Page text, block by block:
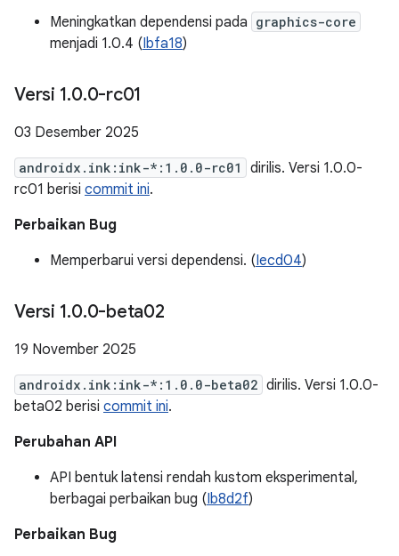
Meningkatkan dependensi pada graphics-core
menjadi 1.0.4 (Ibfa18)
Versi 1.0.0-rc01
03 Desember 2025
androidx.ink:ink-*:1.0.0-rc01
dirilis. Versi 1.0.0-
rc01 berisi commit ini.
Perbaikan Bug
Memperbarui versi dependensi. (Iecd04)
Versi 1.0.0-beta02
19 November 2025
androidx.ink:ink-*:1.0.0-beta02 dirilis. Versi 1.0.0-
beta02 berisi commit ini.
Perubahan API
API bentuk latensi rendah kustom eksperimental,
berbagai perbaikan bug (Ib8d2f)
Perbaikan Bug